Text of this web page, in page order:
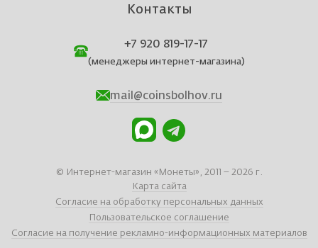
Контакты
+7 920 819-17-17
(менеджеры интернет-магазина)
mail@coinsbolhov.ru
© Интернет-магазин «Монеты», 2011 – 2026 г.
Карта сайта
Согласие на обработку персональных данных
Пользовательское соглашение
Согласие на получение рекламно-информационных материалов